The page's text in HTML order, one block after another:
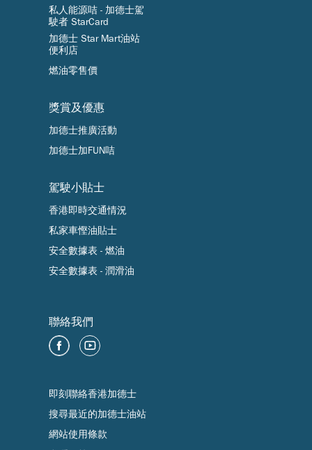
私人能源咭 - 加德士駕
駛者 StarCard
加德士 Star Mart油站
便利店
燃油零售價
獎賞及優惠
加德士推廣活動
加德士加FUN咭
駕駛小貼士
香港即時交通情況
私家車慳油貼士
安全數據表 - 燃油
安全數據表 - 潤滑油
聯絡我們
即刻聯絡香港加德士
搜尋最近的加德士油站
網站使用條款